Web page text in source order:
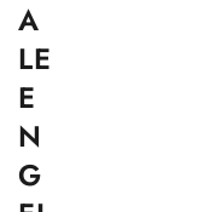
A
LE
E
N
G